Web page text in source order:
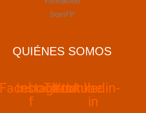
QUIÉNES SOMOS
Facebook-
f
Instagram
Tiktok
Youtube
Linkedin-
in